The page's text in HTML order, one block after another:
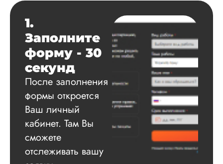
Данила
Вид работы:
Диссертация
Дата:
Автору огромное
спасибо за
сам подобрал
литературу,
оформил и провел
подробное
экспериментов,
1.
Заполните
форму - 30
секунд
После заполнения
формы откроется
Ваш личный
кабинет. Там Вы
сможете
отслеживать вашу